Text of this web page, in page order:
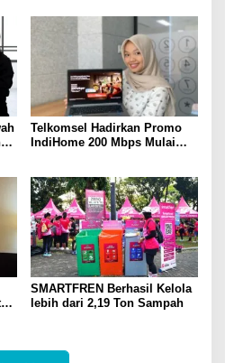
Telkomsel Hadirkan Promo
IndiHome 200 Mbps Mulai
SMARTFREN Berhasil Kelola
lebih dari 2,19 Ton Sampah